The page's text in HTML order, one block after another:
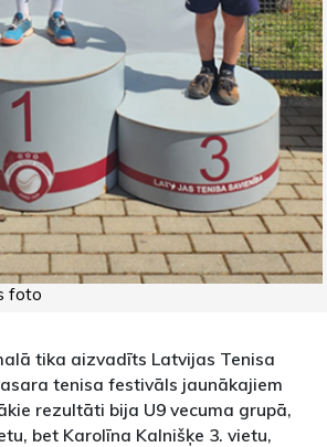
foto
tika aizvadīts Latvijas Tenisa
tenisa festivāls jaunākajiem
rezultāti bija U9 vecuma grupā,
bet Karolīna Kalnišķe 3. vietu,